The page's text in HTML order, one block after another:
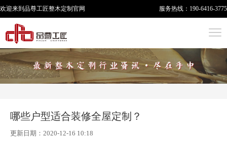
欢迎来到品尊工匠整木定制 官网 服务热线： 190-6416-3775
哪些户型适合装修全屋定制？
更新日期：2020-12-16 10:18